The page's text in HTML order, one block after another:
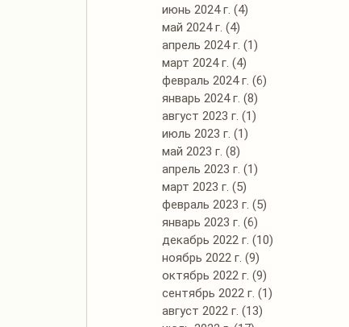
июнь 2024 г. (4)
май 2024 г. (4)
апрель 2024 г. (1)
март 2024 г. (4)
февраль 2024 г. (6)
январь 2024 г. (8)
август 2023 г. (1)
июль 2023 г. (1)
май 2023 г. (8)
апрель 2023 г. (1)
март 2023 г. (5)
февраль 2023 г. (5)
январь 2023 г. (6)
декабрь 2022 г. (10)
ноябрь 2022 г. (9)
октябрь 2022 г. (9)
сентябрь 2022 г. (1)
август 2022 г. (13)